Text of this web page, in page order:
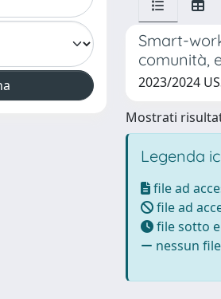
Smart-
comunità,
2023/2024
Mostrati
Legenda
file ad
file ad
file sotto
nessun